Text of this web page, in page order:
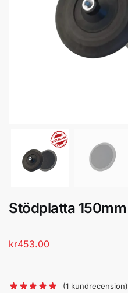
Stödplatta 150mm
kr453.00
(1 kundrecension)